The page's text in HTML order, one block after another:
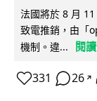
法國將於 8 月
致電推銷，由「
機制。違...
閱
331 26 ↗